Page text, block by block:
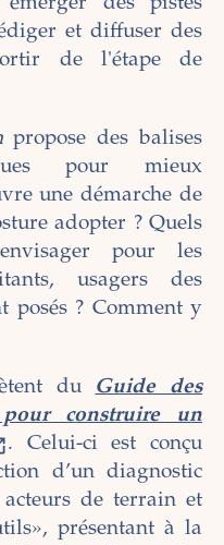
et diffuser des
de l'étape de
propose des balises
pour mieux
une démarche de
adopter ? Quels
pour les
usagers des
posés ? Comment y
du Guide des
pour construire un
. Celui-ci est conçu
d’un diagnostic
de terrain et
présentant à la